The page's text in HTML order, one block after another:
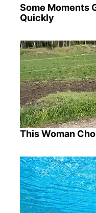
Some Moments
Quickly
This Woman